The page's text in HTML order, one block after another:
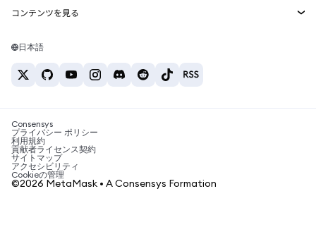
Web3サービス
サポート
キャリア
お問い合わせ
Tetherの価格
USDT→INR
BTC→INR
ETH→USDT
ETHの購入
USDTの購入
SHIBの購入
BNBの購入
コンテンツを見る
Solanaウォレット
税制関連ニュース
暗号資産の購入方法は？
ビットコインを売るには？
日本語
Consensys
プライバシー ポリシー
利用規約
貢献者ライセンス契約
サイトマップ
アクセシビリティ
Cookieの管理
©2026 MetaMask • A Consensys Formation